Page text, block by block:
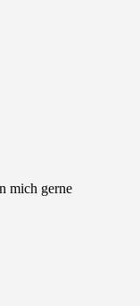
mich gerne